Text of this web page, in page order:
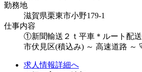
勤務地
滋賀県栗東市小野179-1
仕事内容
①新聞輸送２ｔ平車＊ルート配
市伏見区(積込み) ～ 高速道路 ～
求人情報詳細へ